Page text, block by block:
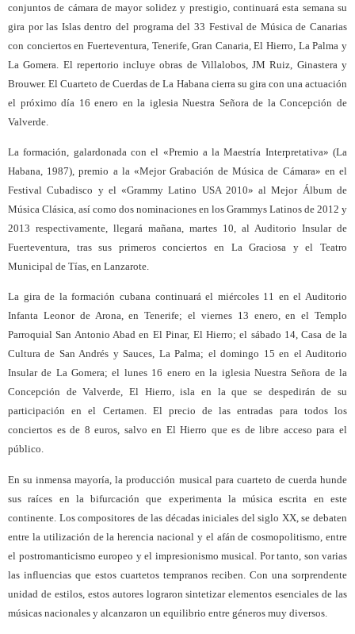
conjuntos de cámara de mayor solidez y prestigio, continuará esta semana su
gira por las Islas dentro del programa del 33 Festival de Música de Canarias
con conciertos en Fuerteventura, Tenerife, Gran Canaria, El Hierro, La Palma y
La Gomera. El repertorio incluye obras de Villalobos, JM Ruiz, Ginastera y
Brouwer. El Cuarteto de Cuerdas de La Habana cierra su gira con una actuación
el próximo día 16 enero en la iglesia Nuestra Señora de la Concepción de
Valverde.
La formación, galardonada con el «Premio a la Maestría Interpretativa» (La
Habana, 1987), premio a la «Mejor Grabación de Música de Cámara» en el
Festival Cubadisco y el «Grammy Latino USA 2010» al Mejor Álbum de
Música Clásica, así como dos nominaciones en los Grammys Latinos de 2012 y
2013 respectivamente, llegará mañana, martes 10, al Auditorio Insular de
Fuerteventura, tras sus primeros conciertos en La Graciosa y el Teatro
Municipal de Tías, en Lanzarote.
La gira de la formación cubana continuará el miércoles 11 en el Auditorio
Infanta Leonor de Arona, en Tenerife; el viernes 13 enero, en el Templo
Parroquial San Antonio Abad en El Pinar, El Hierro; el sábado 14, Casa de la
Cultura de San Andrés y Sauces, La Palma; el domingo 15 en el Auditorio
Insular de La Gomera; el lunes 16 enero en la iglesia Nuestra Señora de la
Concepción de Valverde, El Hierro, isla en la que se despedirán de su
participación en el Certamen. El precio de las entradas para todos los
conciertos es de 8 euros, salvo en El Hierro que es de libre acceso para el
público.
En su inmensa mayoría, la producción musical para cuarteto de cuerda hunde
sus raíces en la bifurcación que experimenta la música escrita en este
continente. Los compositores de las décadas iniciales del siglo XX, se debaten
entre la utilización de la herencia nacional y el afán de cosmopolitismo, entre
el postromanticismo europeo y el impresionismo musical. Por tanto, son varias
las influencias que estos cuartetos tempranos reciben. Con una sorprendente
unidad de estilos, estos autores lograron sintetizar elementos esenciales de las
músicas nacionales y alcanzaron un equilibrio entre géneros muy diversos.